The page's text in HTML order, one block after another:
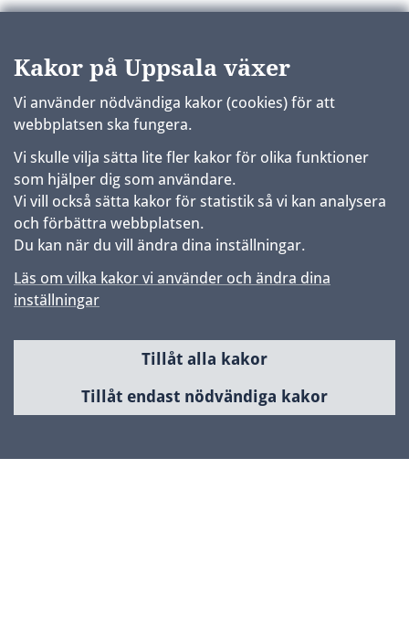
Kakor på Uppsala växer
Vi använder nödvändiga kakor (cookies) för att
webbplatsen ska fungera.
Vi skulle vilja sätta lite fler kakor för olika funktioner
som hjälper dig som användare.
Vi vill också sätta kakor för statistik så vi kan analysera
och förbättra webbplatsen.
Du kan när du vill ändra dina inställningar.
Läs om vilka kakor vi använder och ändra dina
inställningar
Tillåt alla kakor
Tillåt endast nödvändiga kakor
Samhällsbyggnad & utveckling